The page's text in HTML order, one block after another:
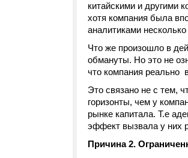
китайскими и другими
хотя компания была
аналитиками несколько
Что же произошло в
обмануты. Но это не
что компания реально
Это связано не с тем,
горизонты, чем у
рынке капитала. Т.е
эффект вызвала у них
Причина 2.